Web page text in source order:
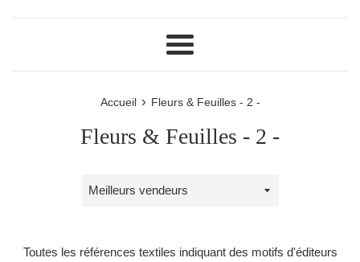
Menu
Accueil › Fleurs & Feuilles - 2 -
Fleurs & Feuilles - 2 -
Trier
Toutes les références textiles indiquant des motifs d'éditeurs